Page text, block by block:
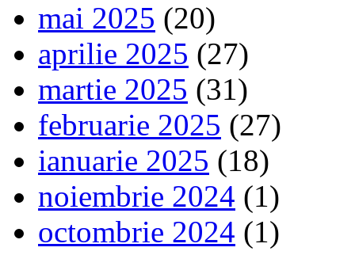
mai 2025 (20)
aprilie 2025 (27)
martie 2025 (31)
februarie 2025 (27)
ianuarie 2025 (18)
noiembrie 2024 (1)
octombrie 2024 (1)